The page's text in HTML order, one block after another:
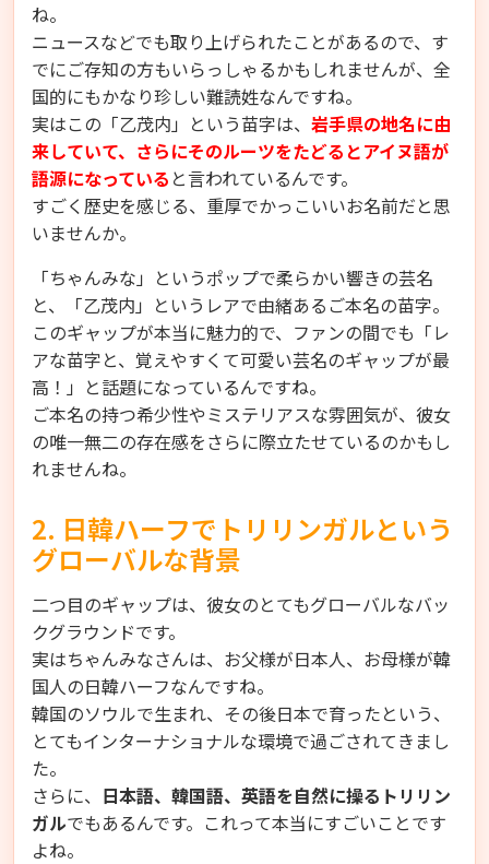
ね。
ニュースなどでも取り上げられたことがあるので、す
でにご存知の方もいらっしゃるかもしれませんが、全
国的にもかなり珍しい難読姓なんですね。
実はこの「乙茂内」という苗字は、 岩手県の地名に由
来していて、さらにそのルーツをたどるとアイヌ語が
語源になっている と言われているんです。
すごく歴史を感じる、重厚でかっこいいお名前だと思
いませんか。
「ちゃんみな」というポップで柔らかい響きの芸名
と、「乙茂内」というレアで由緒あるご本名の苗字。
このギャップが本当に魅力的で、ファンの間でも「レ
アな苗字と、覚えやすくて可愛い芸名のギャップが最
高！」と話題になっているんですね。
ご本名の持つ希少性やミステリアスな雰囲気が、彼女
の唯一無二の存在感をさらに際立たせているのかもし
れませんね。
2. 日韓ハーフでトリリンガルという
グローバルな背景
二つ目のギャップは、彼女のとてもグローバルなバッ
クグラウンドです。
実はちゃんみなさんは、お父様が日本人、お母様が韓
国人の日韓ハーフなんですね。
韓国のソウルで生まれ、その後日本で育ったという、
とてもインターナショナルな環境で過ごされてきまし
た。
さらに、 日本語、韓国語、英語を自然に操るトリリン
ガルでもあるんです。これって本当にすごいことです
よね。